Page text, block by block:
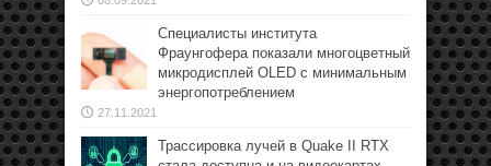
Специалисты института
Фраунгофера показали многоцветный
микродисплей OLED с минимальным
энергопотреблением
27.11.2021
Трассировка лучей в Quake II RTX